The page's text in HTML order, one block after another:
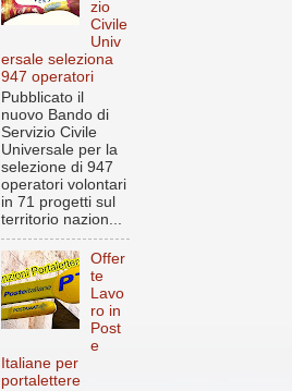
zio
Civile
Univ
ersale seleziona
947 operatori
Pubblicato il
nuovo Bando di
Servizio Civile
Universale per la
selezione di 947
operatori volontari
in 71 progetti sul
territorio nazion...
Offer
te
Lavo
ro in
Post
e
Italiane per
portalettere